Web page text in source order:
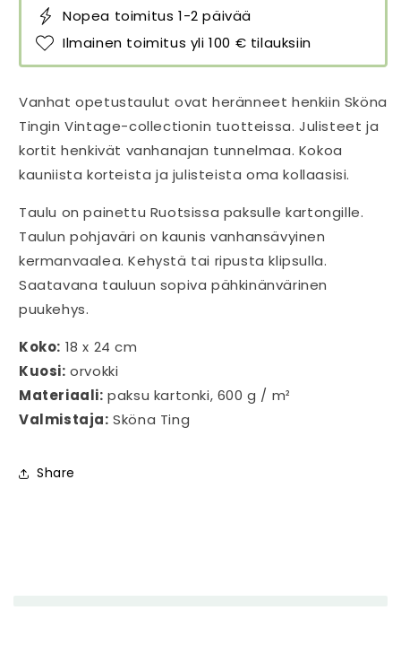
Nopea toimitus 1-2 päivää
Ilmainen toimitus yli 100 € tilauksiin
Vanhat opetustaulut ovat heränneet henkiin Sköna
Tingin Vintage-collectionin tuotteissa. Julisteet ja
kortit henkivät vanhanajan tunnelmaa. Kokoa
kauniista korteista ja julisteista oma kollaasisi.
Taulu on painettu Ruotsissa paksulle kartongille.
Taulun pohjaväri on kaunis vanhansävyinen
kermanvaalea. Kehystä tai ripusta klipsulla.
Saatavana tauluun sopiva pähkinänvärinen
puukehys.
Koko: 18 x 24 cm
Kuosi: orvokki
Materiaali: paksu kartonki, 600 g / m²
Valmistaja: Sköna Ting
Share